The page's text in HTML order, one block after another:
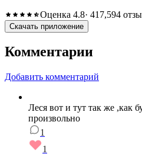
Оценка 4.8· 417,594
Скачать приложение
Комментарии
Добавить комментарий
Леся вот и тут так же ,как
произвольно
1
1